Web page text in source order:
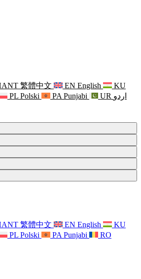
繁體中文 EN English
KU
PL Polski PA Punjabi UR اردو
de evaluare
independente
al familiei
de evaluare
familii
de evaluare
familii
pentru revizuirea maternității
independente
independente
psihologică familială
în domeniul sănătății mintale
繁體中文 EN English
KU
PL Polski PA Punjabi
RO